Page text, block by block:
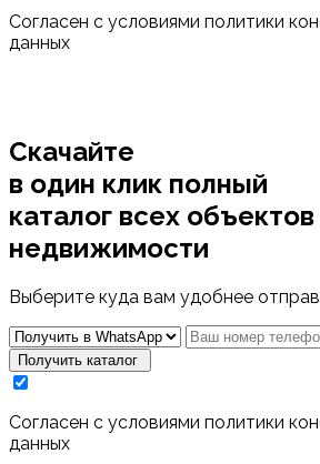
Cогласен с условиями политики
данных
Скачайте
в один клик полный
каталог всех объектов
недвижимости
Выберите куда вам удобнее
Получить каталог
Cогласен с условиями политики
данных